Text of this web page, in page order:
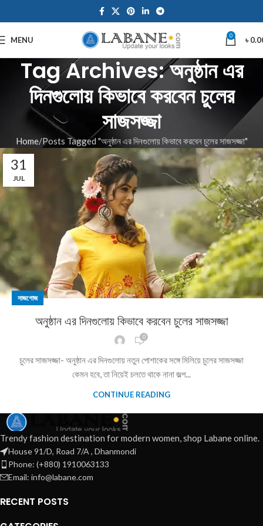
MENU 0 ৳
Tag Archives: অনুষ্ঠান এর
দিনগুলোয় কিভাবে করবেন চুলের
সাজসজ্জা
Home Posts Tagged "অনুষ্ঠান এর দিনগুলোয় কিভাবে করবেন চুলের সাজসজ্জা"
31
JUL
সাজগোজ
অনুষ্ঠান এর দিনগুলোয় কিভাবে করবেন চুলের সাজসজ্জা
0
চুলের সাজসজ্জা- অনুষ্ঠান এর দিনগুলোয় নতুন পোশাকের সঙ্গে মিলিয়ে চুলের সাজসজ্জা
কেমন হবে, তা নিয়েই চলতে থাকে নানা জল্প...
CONTINUE READING
Trendy fashion destination for modern women, shop Labane online.
House 91/D, Road 7/A , Dhanmondi
Phone: (+880) 1910063133
Email: info@labane.com
RECENT POSTS